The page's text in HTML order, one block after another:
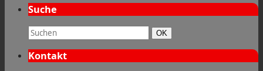
Suche
Suchbegriff: Suchen
OK
Kontakt